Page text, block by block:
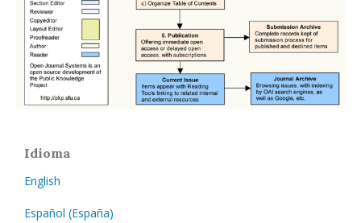
Idioma
English
Español (España)